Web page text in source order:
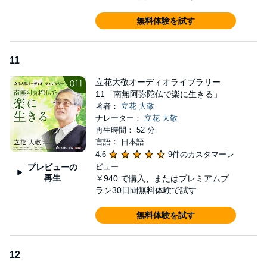
無料体験を試す
11
プレビューの
再生
立花大敬オーディオライブラリー
11「南無阿弥陀仏で楽に生きる」
著者： 立花 大敬
ナレーター： 立花 大敬
再生時間： 52 分
言語： 日本語
4.6
9件のカスタマーレ
ビュー
￥940 で購入、またはプレミアムプ
ラン30日間無料体験で試す
無料体験を試す
12